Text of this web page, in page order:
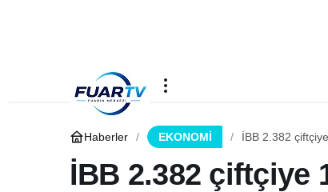
Haberler EKONOMİ İBB 2.382
İBB 2.382 çiftçiye